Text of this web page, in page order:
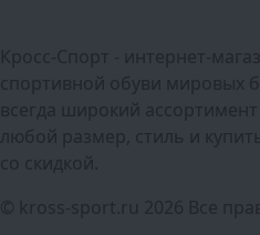
Кросс-Спорт - интернет-
спортивной обуви мировых
всегда широкий
любой размер, стиль и
со скидкой.
© kross-sport.ru
2026 Все